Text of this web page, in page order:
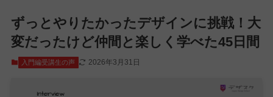
ずっとやりたかったデザインに挑戦！大
変だったけど仲間と楽しく学べた45日間
入門編受講生の声 2026年3月31日